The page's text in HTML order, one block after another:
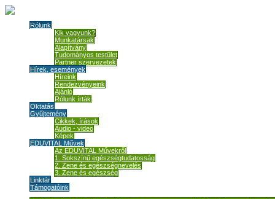
Rólunk
Kik vagyunk?
Munkatársak
Alapítvány
Tudományos testület
Partner szervezetek
Hírek, események
Híreink
Rendezvényeink
Ajánló
Rólunk írták
Oktatás
Gyűjtemény
Cikkek, írások
Audio - video
Képek
EDUVITAL Művek
Az EDUVITAL Művekről
1. Sokszínű egészségtudatosság
2. Zene és egészségnevelés
3. Zene és egészség
Linktár
Támogatóink